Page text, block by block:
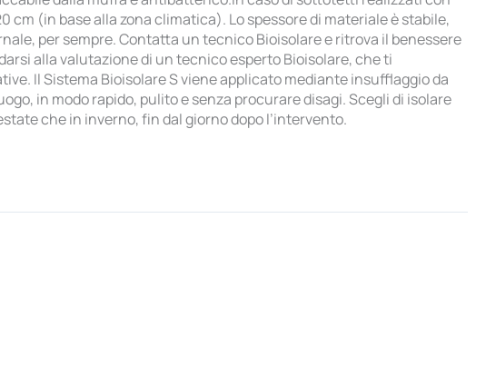
Sempre attivo
(in base alla zona climatica). Lo spessore di materiale è stabile,
per sempre. Contatta un tecnico Bioisolare e ritrova il benessere
alla valutazione di un tecnico esperto Bioisolare, che ti
Il Sistema Bioisolare S viene applicato mediante insufflaggio da
in modo rapido, pulito e senza procurare disagi. Scegli di isolare
che in inverno, fin dal giorno dopo l’intervento.